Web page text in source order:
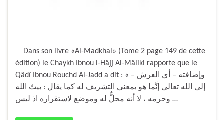
Dans son livre «Al-Madkhal» (Tome 2 page 149 de cette
édition) le Chaykh Ibnou l-Hâjj Al-Mâliki rapporte que le
Qâdî Ibnou Rouchd Al-Jadd a dit : « وإضافته – أي العرش –
إلى الله تعالى إنَّما هو بمعنى التشريف له كما يقال : بيتُ الله
وحرمه ، لا أنه محلٌّ له وموضع لاستقراره اذ ليس …